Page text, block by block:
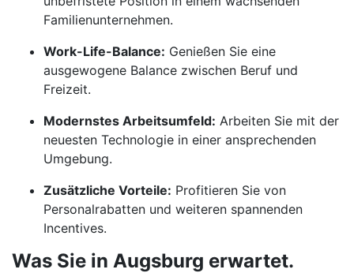
Familienunternehmen.
Work-Life-Balance: Genießen Sie eine
ausgewogene Balance zwischen Beruf und
Freizeit.
Modernstes Arbeitsumfeld: Arbeiten Sie mit der
neuesten Technologie in einer ansprechenden
Umgebung.
Zusätzliche Vorteile: Profitieren Sie von
Personalrabatten und weiteren spannenden
Incentives.
Was Sie in Augsburg erwartet.